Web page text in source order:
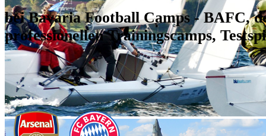
bei Bavaria Football Camps - BAFC,
professionellen Trainingscamps,